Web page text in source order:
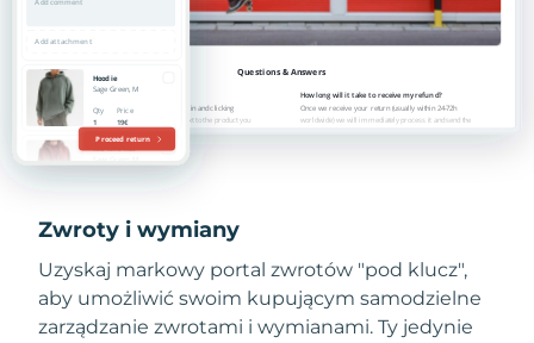
Zwroty i wymiany
Uzyskaj markowy portal zwrotów "pod klucz",
aby umożliwić swoim kupującym samodzielne
zarządzanie zwrotami i wymianami. Ty jedynie